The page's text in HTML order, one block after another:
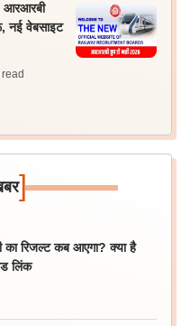
नई वेबसाइट
read
]
रिजल्ट कब आएगा? क्या है
लिंक